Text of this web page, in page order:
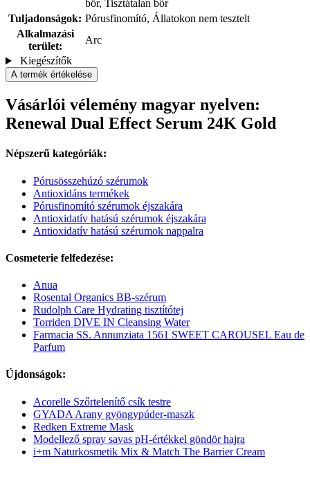
bőr, Tisztátalan bőr
Tuljadonságok: Pórusfinomító, Állatokon nem tesztelt
Alkalmazási
terület:
Arc
Kiegészítők
A termék értékelése
Vásárlói vélemény magyar nyelven:
Renewal Dual Effect Serum 24K Gold
Népszerű kategóriák:
Pórusösszehúzó szérumok
Antioxidáns termékek
Pórusfinomító szérumok éjszakára
Antioxidatív hatású szérumok éjszakára
Antioxidatív hatású szérumok nappalra
Cosmeterie felfedezése:
Anua
Rosental Organics BB-szérum
Rudolph Care Hydrating tisztítótej
Torriden DIVE IN Cleansing Water
Farmacia SS. Annunziata 1561 SWEET CAROUSEL Eau de
Parfum
Újdonságok:
Acorelle Szőrtelenítő csík testre
GYADA Arany gyöngypúder-maszk
Redken Extreme Mask
Modellező spray savas pH-értékkel göndör hajra
i+m Naturkosmetik Mix & Match The Barrier Cream